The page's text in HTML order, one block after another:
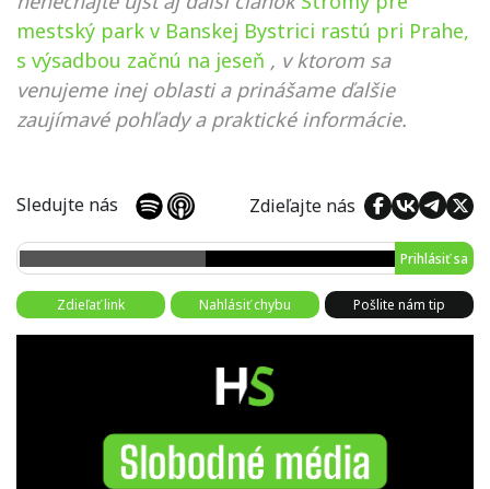
mestský park v Banskej Bystrici rastú pri Prahe,
s výsadbou začnú na jeseň , v ktorom sa
venujeme inej oblasti a prinášame ďalšie
zaujímavé pohľady a praktické informácie.
Sledujte nás Zdieľajte nás
Prihlásiť sa
Zdieľať link Nahlásiť chybu Pošlite nám tip